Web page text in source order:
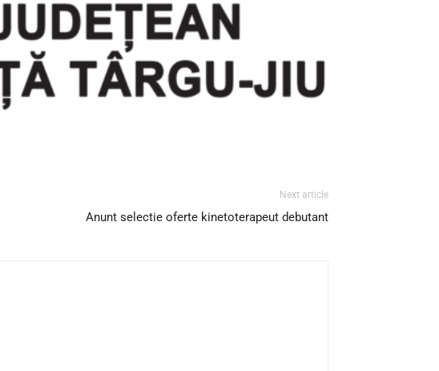
Next article
Anunt selectie oferte kinetoterapeut debutant